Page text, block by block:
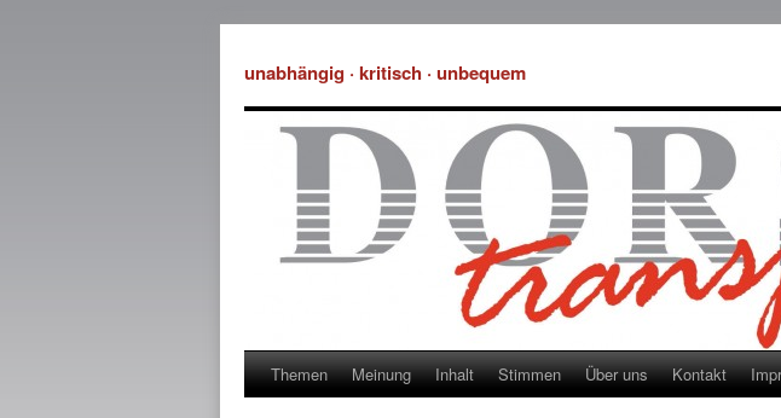
unabhängig · kritisch · unbequem
Themen Meinung Inhalt Stimmen Über uns Kontakt